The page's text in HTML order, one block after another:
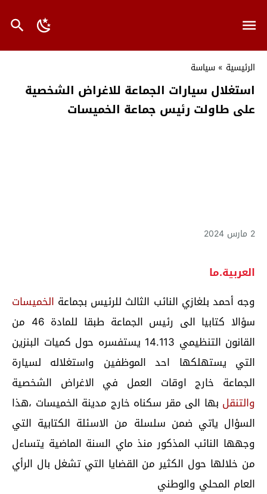
الرئيسية » سياسة
استغلال سيارات الجماعة للاغراض الشخصية
على طاولت رئيس جماعة الخميسات
2 مارس 2024
العربية.ما
وجه أحمد بلغازي النائب الثالث للرئيس بجماعة الخميسات
سؤالا كتابيا الى رئيس الجماعة طبقا للمادة 46 من
القانون التنظيمي 14.113 يستفسره حول كميات البنزين
التي يستهلكها احد الموظفين واستغلاله لسيارة
الجماعة خارج اوقات العمل في الاغراض الشخصية
والتنقل بها الى مقر سكناه خارج مدينة الخميسات ،هذا
السؤال ياتي ضمن سلسلة من الاسئلة الكتابية التي
وجهها النائب المذكور منذ ماي السنة الماضية يتساءل
من خلالها حول الكثير من القضايا التي تشغل بال الرأي
العام المحلي والوطني